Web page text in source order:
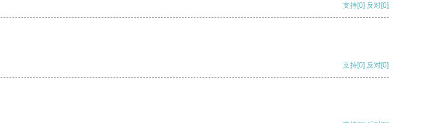
支持[0] 反对[0]
支持[0] 反对[0]